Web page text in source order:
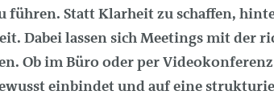
führen. Statt Klarheit zu schaffen,
Dabei lassen sich Meetings mit der
Ob im Büro oder per
einbindet und auf eine